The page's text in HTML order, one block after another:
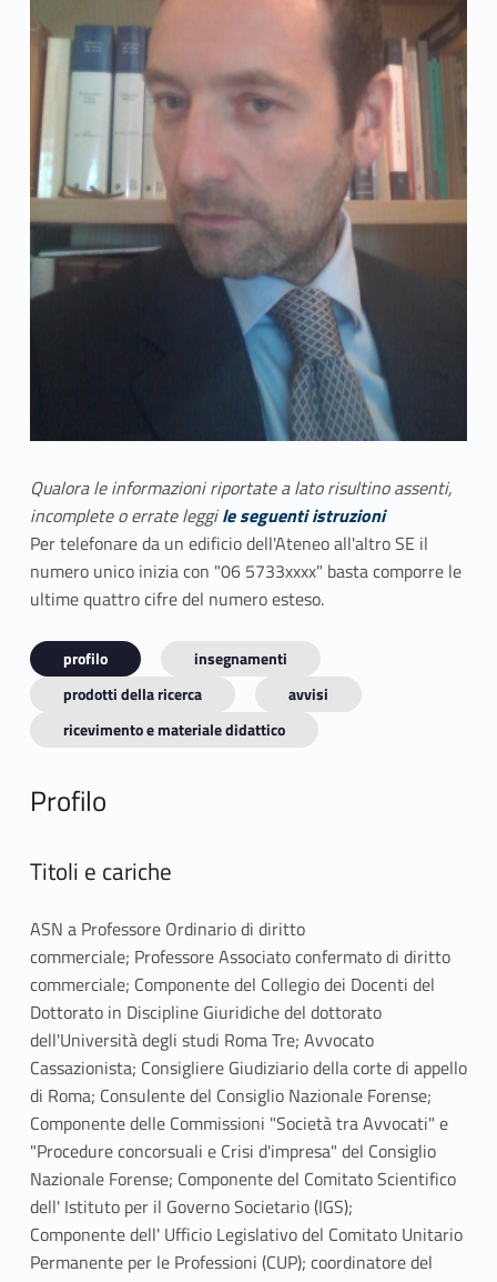
Qualora le informazioni riportate a lato risultino assenti,
incomplete o errate leggile seguenti istruzioni
Per telefonare da un edificio dell'Ateneo all'altro SE il
numero unico inizia con "06 5733xxxx" basta comporre le
ultime quattro cifre del numero esteso.
profilo
insegnamenti
prodotti della ricerca
avvisi
ricevimento e materiale didattico
Profilo
Titoli e cariche
ASN a Professore Ordinario di diritto
commerciale; Professore Associato confermato di diritto
commerciale; Componente del Collegio dei Docenti del
Dottorato in Discipline Giuridiche del dottorato
dell'Università degli studi Roma Tre; Avvocato
Cassazionista; Consigliere Giudiziario della corte di appello
di Roma; Consulente del Consiglio Nazionale Forense;
Componente delle Commissioni "Società tra Avvocati" e
"Procedure concorsuali e Crisi d'impresa" del Consiglio
Nazionale Forense; Componente del Comitato Scientifico
dell' Istituto per il Governo Societario (IGS);
Componente dell' Ufficio Legislativo del Comitato Unitario
Permanente per le Professioni (CUP); coordinatore del